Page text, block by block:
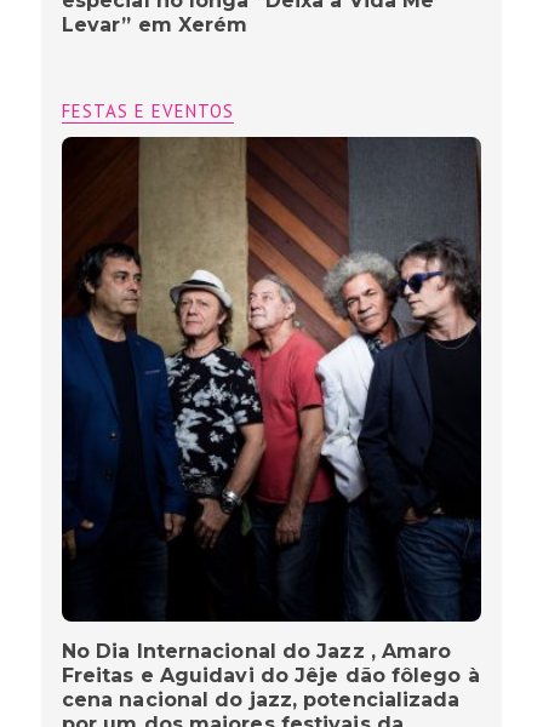
Levar” em Xerém
FESTAS E EVENTOS
No Dia Internacional do Jazz , Amaro
Freitas e Aguidavi do Jêje dão fôlego à
cena nacional do jazz, potencializada